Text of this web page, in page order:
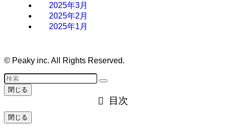
2025年3月
2025年2月
2025年1月
© Peaky inc. All Rights Reserved.
閉じる
目次
閉じる